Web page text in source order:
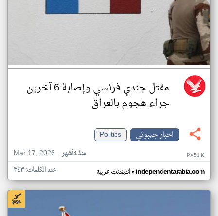
مقتل جندي فرنسي وإصابة 6 آخرين
جراء هجوم بالعراق
اخبار جيبوتي
Politics
Mar 17, 2026
منذ ٤ أشهر PX51IK
اندبندنت عربية• independentarabia.com عدد الكلمات: ٣٤٣